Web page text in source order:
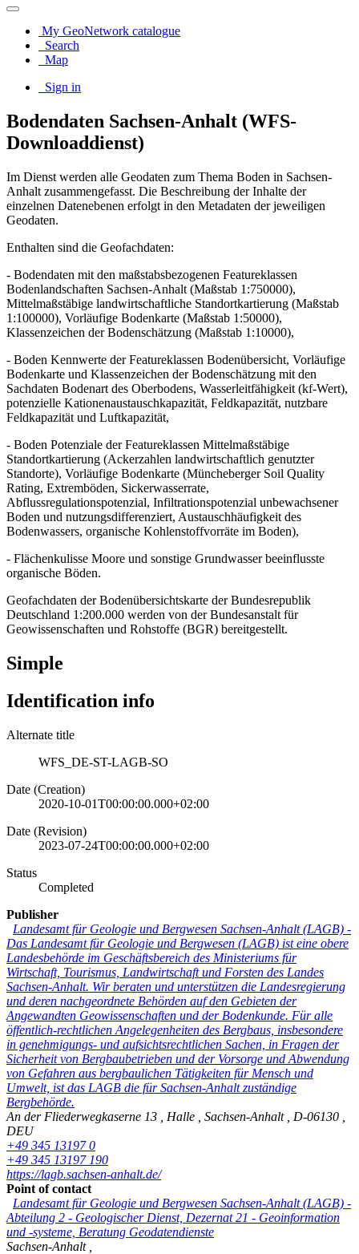
My GeoNetwork catalogue
Search
Map
Sign in
Bodendaten Sachsen-Anhalt (WFS-
Downloaddienst)
Im Dienst werden alle Geodaten zum Thema Boden in Sachsen-
Anhalt zusammengefasst. Die Beschreibung der Inhalte der
einzelnen Datenebenen erfolgt in den Metadaten der jeweiligen
Geodaten.
Enthalten sind die Geofachdaten:
- Bodendaten mit den maßstabsbezogenen Featureklassen
Bodenlandschaften Sachsen-Anhalt (Maßstab 1:750000),
Mittelmaßstäbige landwirtschaftliche Standortkartierung (Maßstab
1:100000), Vorläufige Bodenkarte (Maßstab 1:50000),
Klassenzeichen der Bodenschätzung (Maßstab 1:10000),
- Boden Kennwerte der Featureklassen Bodenübersicht, Vorläufige
Bodenkarte und Klassenzeichen der Bodenschätzung mit den
Sachdaten Bodenart des Oberbodens, Wasserleitfähigkeit (kf-Wert),
potenzielle Kationenaustauschkapazität, Feldkapazität, nutzbare
Feldkapazität und Luftkapazität,
- Boden Potenziale der Featureklassen Mittelmaßstäbige
Standortkartierung (Ackerzahlen landwirtschaftlich genutzter
Standorte), Vorläufige Bodenkarte (Müncheberger Soil Quality
Rating, Extremböden, Sickerwasserrate,
Abflussregulationspotenzial, Infiltrationspotenzial unbewachsener
Boden und nutzungsdifferenziert, Austauschhäufigkeit des
Bodenwassers, organische Kohlenstoffvorräte im Boden),
- Flächenkulisse Moore und sonstige Grundwasser beeinflusste
organische Böden.
Geofachdaten der Bodenübersichtskarte der Bundesrepublik
Deutschland 1:200.000 werden von der Bundesanstalt für
Geowissenschaften und Rohstoffe (BGR) bereitgestellt.
Simple
Identification info
Alternate title
WFS_DE-ST-LAGB-SO
Date (Creation)
2020-10-01T00:00:00.000+02:00
Date (Revision)
2023-07-24T00:00:00.000+02:00
Status
Completed
Publisher
Landesamt für Geologie und Bergwesen Sachsen-Anhalt (LAGB) -
Das Landesamt für Geologie und Bergwesen (LAGB) ist eine obere
Landesbehörde im Geschäftsbereich des Ministeriums für
Wirtschaft, Tourismus, Landwirtschaft und Forsten des Landes
Sachsen-Anhalt. Wir beraten und unterstützen die Landesregierung
und deren nachgeordnete Behörden auf den Gebieten der
Angewandten Geowissenschaften und der Bodenkunde. Für alle
öffentlich-rechtlichen Angelegenheiten des Bergbaus, insbesondere
in genehmigungs- und aufsichtsrechtlichen Sachen, in Fragen der
Sicherheit von Bergbaubetrieben und der Vorsorge und Abwendung
von Gefahren aus bergbaulichen Tätigkeiten für Mensch und
Umwelt, ist das LAGB die für Sachsen-Anhalt zuständige
Bergbehörde.
An der Fliederwegkaserne 13
Halle Sachsen-Anhalt D-06130
DEU
+49 345 13197 0
+49 345 13197 190
https://lagb.sachsen-anhalt.de/
Point of contact
Landesamt für Geologie und Bergwesen Sachsen-Anhalt (LAGB) -
Abteilung 2 - Geologischer Dienst, Dezernat 21 - Geoinformation
und -systeme, Beratung Geodatendienste
Sachsen-Anhalt